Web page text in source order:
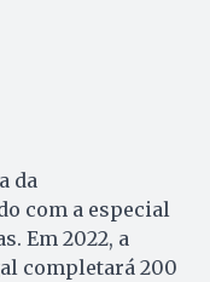
da
com a especial
Em 2022, a
completará 200